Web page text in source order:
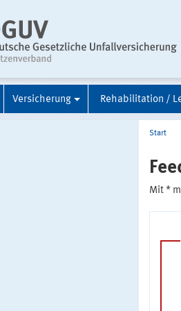
Versicherung Rehabilitation /
Start
Mit *